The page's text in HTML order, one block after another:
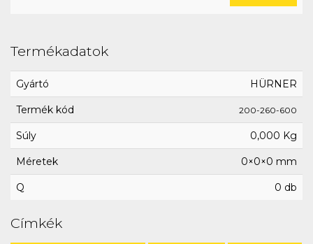
Termékadatok
Gyártó HÜRNER
Termék kód 200-260-600
Súly 0,000 Kg
Méretek 0×0×0 mm
Q 0 db
Címkék